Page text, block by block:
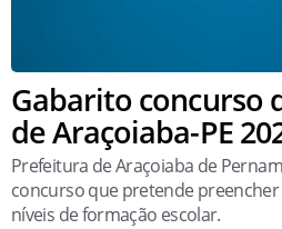
Gabarito concurso
de Araçoiaba-PE
Prefeitura de Araçoiaba de
concurso que pretende preencher
níveis de formação escolar.